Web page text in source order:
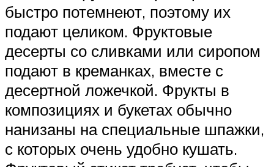
быстро потемнеют, поэтому их
подают целиком. Фруктовые
десерты со сливками или сиропом
подают в креманках, вместе с
десертной ложечкой. Фрукты в
композициях и букетах обычно
нанизаны на специальные шпажки,
с которых очень удобно кушать.